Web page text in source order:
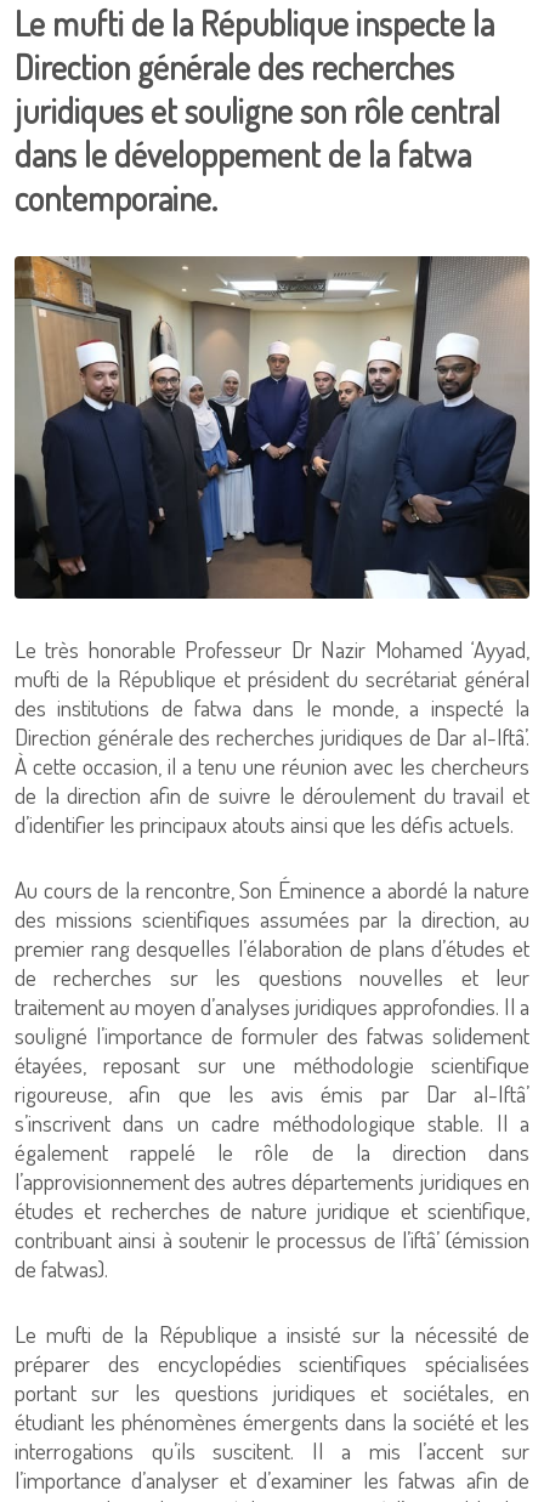
Le mufti de la République inspecte la
Direction générale des recherches
juridiques et souligne son rôle central
dans le développement de la fatwa
contemporaine.
Le très honorable Professeur Dr Nazir Mohamed ‘Ayyad,
mufti de la République et président du secrétariat général
des institutions de fatwa dans le monde, a inspecté la
Direction générale des recherches juridiques de Dar al-Iftâ’.
À cette occasion, il a tenu une réunion avec les chercheurs
de la direction afin de suivre le déroulement du travail et
d’identifier les principaux atouts ainsi que les défis actuels.
Au cours de la rencontre, Son Éminence a abordé la nature
des missions scientifiques assumées par la direction, au
premier rang desquelles l’élaboration de plans d’études et
de recherches sur les questions nouvelles et leur
traitement au moyen d’analyses juridiques approfondies. Il a
souligné l’importance de formuler des fatwas solidement
étayées, reposant sur une méthodologie scientifique
rigoureuse, afin que les avis émis par Dar al-Iftâ’
s’inscrivent dans un cadre méthodologique stable. Il a
également rappelé le rôle de la direction dans
l’approvisionnement des autres départements juridiques en
études et recherches de nature juridique et scientifique,
contribuant ainsi à soutenir le processus de l’iftâ’ (émission
de fatwas).
Le mufti de la République a insisté sur la nécessité de
préparer des encyclopédies scientifiques spécialisées
portant sur les questions juridiques et sociétales, en
étudiant les phénomènes émergents dans la société et les
interrogations qu’ils suscitent. Il a mis l’accent sur
l’importance d’analyser et d’examiner les fatwas afin de